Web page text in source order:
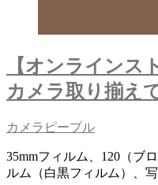
【オンラインス
カメラ取り揃え
カメラピープル
35mmフィルム、120（ブ
ルム（白黒フィルム）、